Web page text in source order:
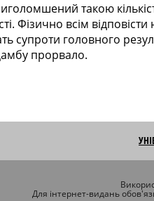
такою
Фізично всім
супроти головного
прорвало.
Для інтернет-видань